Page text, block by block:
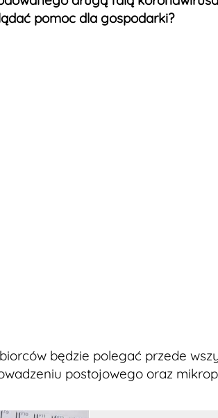
pomoc dla gospodarki?
będzie polegać przede
postojowego oraz